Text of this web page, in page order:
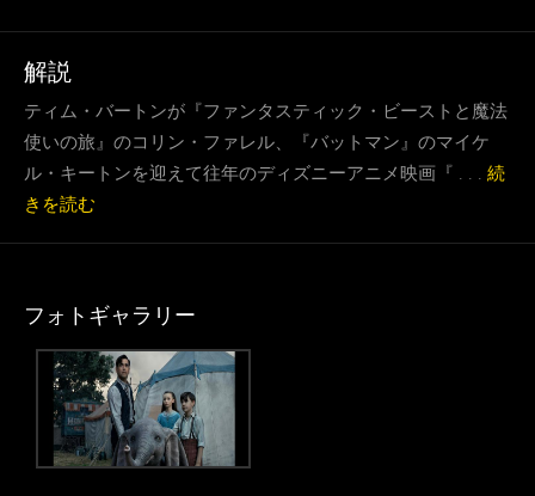
解説
ティム・バートンが『ファンタスティック・ビーストと魔法
使いの旅』のコリン・ファレル、『バットマン』のマイケ
ル・キートンを迎えて往年のディズニーアニメ映画『 . . . 続
きを読む
フォトギャラリー